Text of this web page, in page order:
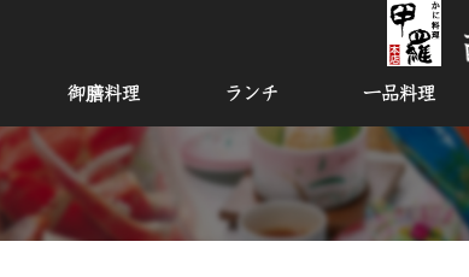
御膳料理 ランチ 一品料理